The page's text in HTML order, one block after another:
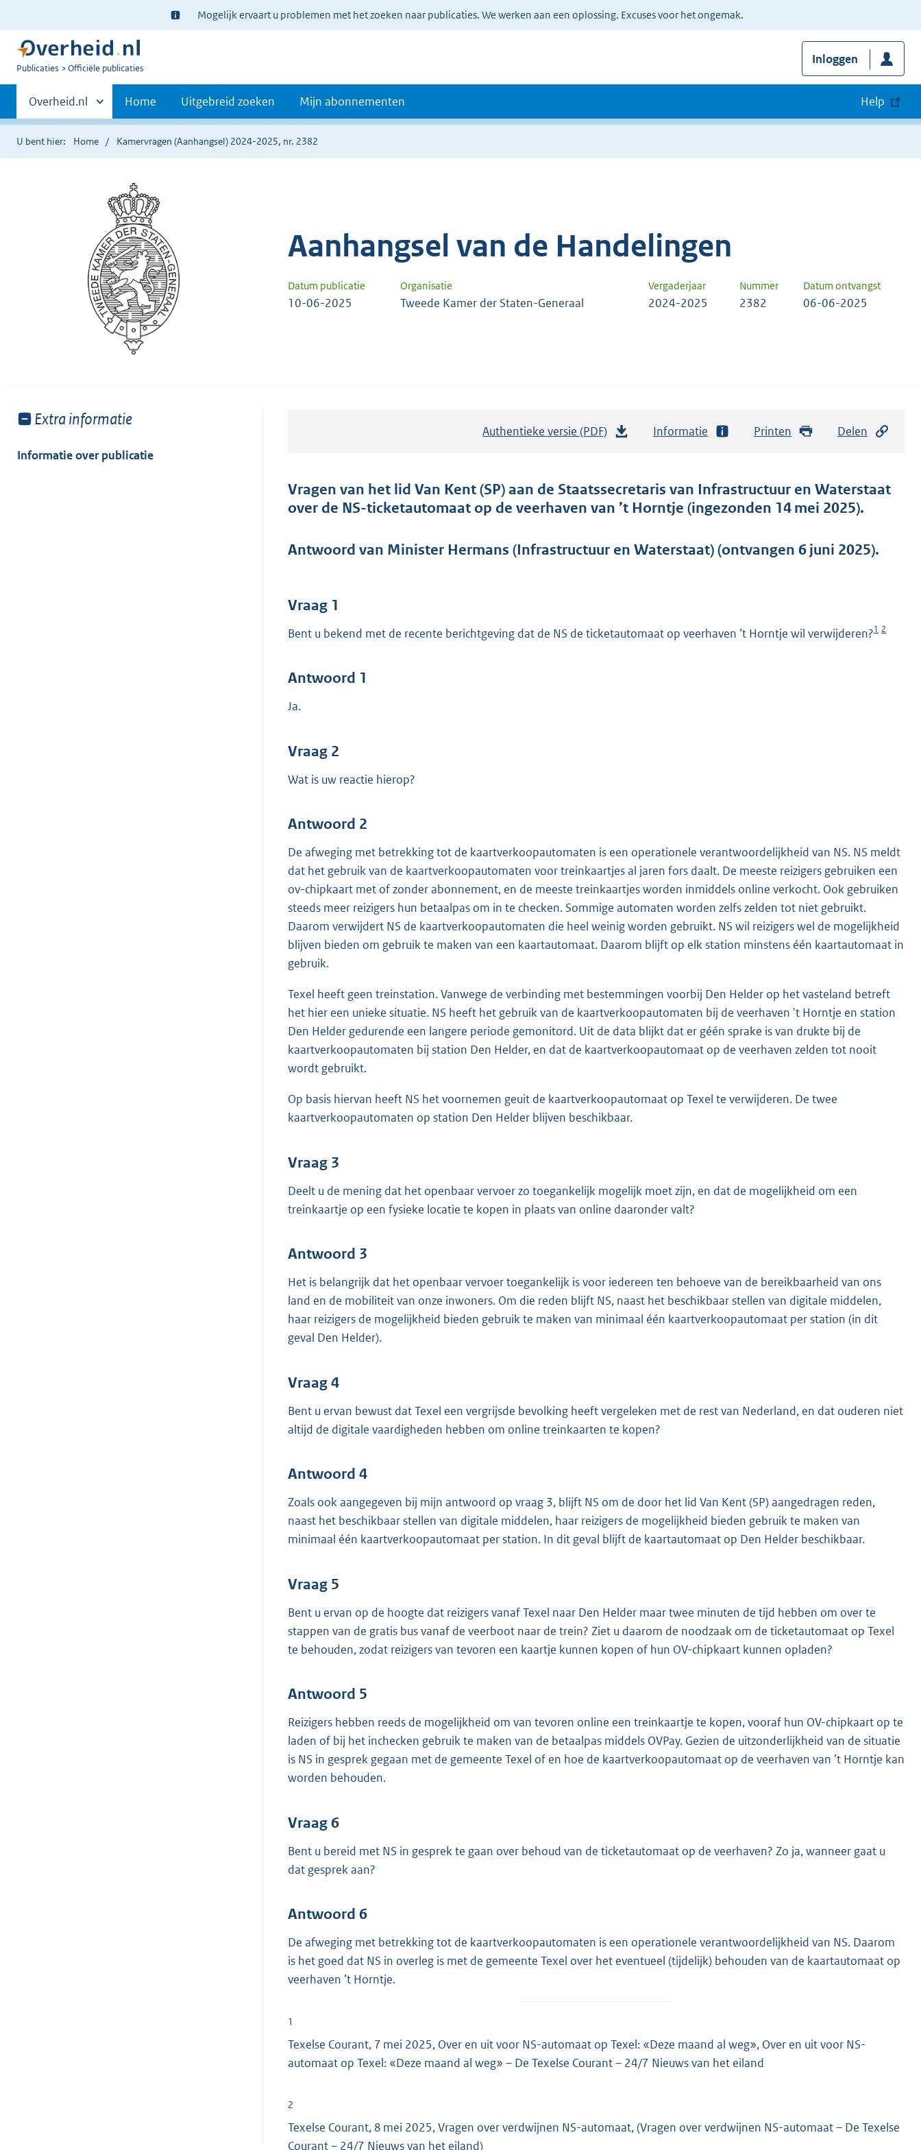
Ter
informatie:
Mogelijk ervaart u problemen met het zoeken naar publicaties. We werken aan een oplossing. Excuses voor het ongemak.
U
Publicaties Officiële publicaties
Inloggen
Primaire
navigatie
Andere
sites
binnen
Overheid.nl Home Uitgebreid zoeken Mijn abonnementen Help
U bent hier: Home Kamervragen (Aanhangsel) 2024-2025, nr. 2382
Aanhangsel van de Handelingen
Datum publicatie Organisatie Vergaderjaar Nummer Datum ontvangst
10-06-2025 Tweede Kamer der Staten-Generaal 2024-2025 2382 06-06-2025
Toon
van:
Extra informatie
Informatie over publicatie
Authentieke versie (PDF)
t
a
o
Informatie Printen Delen
Vragen van het lid Van Kent (SP) aan de Staatssecretaris van Infrastructuur en Waterstaat
over de NS-ticketautomaat op de veerhaven van ’t Horntje (ingezonden 14 mei 2025).
Antwoord van Minister Hermans (Infrastructuur en Waterstaat) (ontvangen 6 juni 2025).
Vraag 1
Bent u bekend met de recente berichtgeving dat de NS de ticketautomaat op veerhaven ’t Horntje wil verwijderen?1 2
Antwoord 1
Ja.
Vraag 2
Wat is uw reactie hierop?
Antwoord 2
De afweging met betrekking tot de kaartverkoopautomaten is een operationele verantwoordelijkheid van NS. NS meldt
dat het gebruik van de kaartverkoopautomaten voor treinkaartjes al jaren fors daalt. De meeste reizigers gebruiken een
ov-chipkaart met of zonder abonnement, en de meeste treinkaartjes worden inmiddels online verkocht. Ook gebruiken
steeds meer reizigers hun betaalpas om in te checken. Sommige automaten worden zelfs zelden tot niet gebruikt.
Daarom verwijdert NS de kaartverkoopautomaten die heel weinig worden gebruikt. NS wil reizigers wel de mogelijkheid
blijven bieden om gebruik te maken van een kaartautomaat. Daarom blijft op elk station minstens één kaartautomaat in
gebruik.
Texel heeft geen treinstation. Vanwege de verbinding met bestemmingen voorbij Den Helder op het vasteland betreft
het hier een unieke situatie. NS heeft het gebruik van de kaartverkoopautomaten bij de veerhaven 't Horntje en station
Den Helder gedurende een langere periode gemonitord. Uit de data blijkt dat er géén sprake is van drukte bij de
kaartverkoopautomaten bij station Den Helder, en dat de kaartverkoopautomaat op de veerhaven zelden tot nooit
wordt gebruikt.
Op basis hiervan heeft NS het voornemen geuit de kaartverkoopautomaat op Texel te verwijderen. De twee
kaartverkoopautomaten op station Den Helder blijven beschikbaar.
Vraag 3
Deelt u de mening dat het openbaar vervoer zo toegankelijk mogelijk moet zijn, en dat de mogelijkheid om een
treinkaartje op een fysieke locatie te kopen in plaats van online daaronder valt?
Antwoord 3
Het is belangrijk dat het openbaar vervoer toegankelijk is voor iedereen ten behoeve van de bereikbaarheid van ons
land en de mobiliteit van onze inwoners. Om die reden blijft NS, naast het beschikbaar stellen van digitale middelen,
haar reizigers de mogelijkheid bieden gebruik te maken van minimaal één kaartverkoopautomaat per station (in dit
geval Den Helder).
Vraag 4
Bent u ervan bewust dat Texel een vergrijsde bevolking heeft vergeleken met de rest van Nederland, en dat ouderen niet
altijd de digitale vaardigheden hebben om online treinkaarten te kopen?
Antwoord 4
Zoals ook aangegeven bij mijn antwoord op vraag 3, blijft NS om de door het lid Van Kent (SP) aangedragen reden,
naast het beschikbaar stellen van digitale middelen, haar reizigers de mogelijkheid bieden gebruik te maken van
minimaal één kaartverkoopautomaat per station. In dit geval blijft de kaartautomaat op Den Helder beschikbaar.
Vraag 5
Bent u ervan op de hoogte dat reizigers vanaf Texel naar Den Helder maar twee minuten de tijd hebben om over te
stappen van de gratis bus vanaf de veerboot naar de trein? Ziet u daarom de noodzaak om de ticketautomaat op Texel
te behouden, zodat reizigers van tevoren een kaartje kunnen kopen of hun OV-chipkaart kunnen opladen?
Antwoord 5
Reizigers hebben reeds de mogelijkheid om van tevoren online een treinkaartje te kopen, vooraf hun OV-chipkaart op te
laden of bij het inchecken gebruik te maken van de betaalpas middels OVPay. Gezien de uitzonderlijkheid van de situatie
is NS in gesprek gegaan met de gemeente Texel of en hoe de kaartverkoopautomaat op de veerhaven van ’t Horntje kan
worden behouden.
Vraag 6
Bent u bereid met NS in gesprek te gaan over behoud van de ticketautomaat op de veerhaven? Zo ja, wanneer gaat u
dat gesprek aan?
Antwoord 6
De afweging met betrekking tot de kaartverkoopautomaten is een operationele verantwoordelijkheid van NS. Daarom
is het goed dat NS in overleg is met de gemeente Texel over het eventueel (tijdelijk) behouden van de kaartautomaat op
veerhaven ’t Horntje.
1
Texelse Courant, 7 mei 2025, Over en uit voor NS-automaat op Texel: «Deze maand al weg», Over en uit voor NS-
automaat op Texel: «Deze maand al weg» – De Texelse Courant – 24/7 Nieuws van het eiland
2
Texelse Courant, 8 mei 2025, Vragen over verdwijnen NS-automaat, (Vragen over verdwijnen NS-automaat – De Texelse
Courant – 24/7 Nieuws van het eiland)